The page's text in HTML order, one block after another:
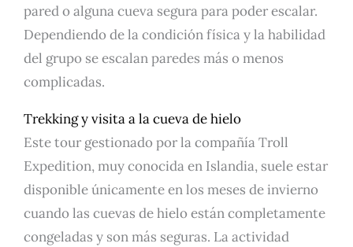
pared o alguna cueva segura para poder escalar.
Dependiendo de la condición física y la habilidad
del grupo se escalan paredes más o menos
complicadas.
Trekking y visita a la cueva de hielo
Este tour gestionado por la compañía Troll
Expedition, muy conocida en Islandia, suele estar
disponible únicamente en los meses de invierno
cuando las cuevas de hielo están completamente
congeladas y son más seguras. La actividad